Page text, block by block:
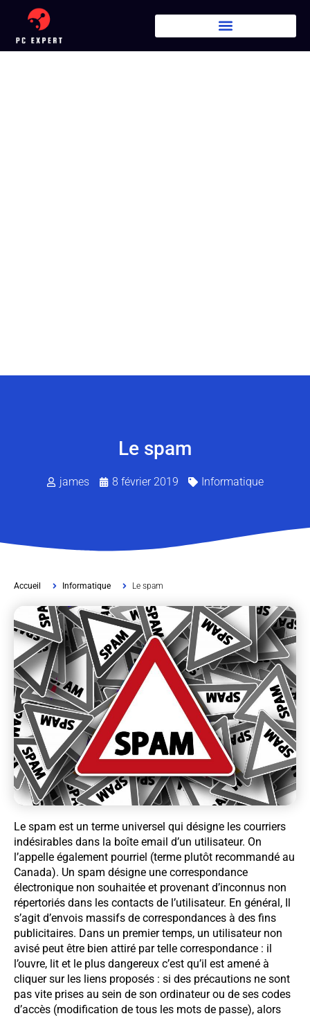
Le spam
james 8 février 2019 Informatique
Accueil Informatique Le spam
Le spam est un terme universel qui désigne les courriers
indésirables dans la boîte email d’un utilisateur. On
l’appelle également pourriel (terme plutôt recommandé au
Canada). Un spam désigne une correspondance
électronique non souhaitée et provenant d’inconnus non
répertoriés dans les contacts de l’utilisateur. En général, Il
s’agit d’envois massifs de correspondances à des fins
publicitaires. Dans un premier temps, un utilisateur non
avisé peut être bien attiré par telle correspondance : il
l’ouvre, lit et le plus dangereux c’est qu’il est amené à
cliquer sur les liens proposés : si des précautions ne sont
pas vite prises au sein de son ordinateur ou de ses codes
d’accès (modification de tous les mots de passe), alors